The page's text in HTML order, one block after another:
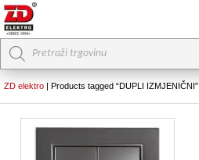
Products
search
ZD elektro | Products tagged “DUPLI IZMJENIČNI”